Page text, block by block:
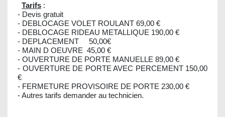
Tarifs :
- Devis gratuit
- DEBLOCAGE VOLET ROULANT 69,00 €
- DEBLOCAGE RIDEAU METALLIQUE 190,00 €
- DEPLACEMENT 50,00€
- MAIN D OEUVRE 45,00 €
- OUVERTURE DE PORTE MANUELLE 89,00 €
- OUVERTURE DE PORTE AVEC PERCEMENT 150,00
€
- FERMETURE PROVISOIRE DE PORTE 230,00 €
- Autres tarifs demander au technicien.